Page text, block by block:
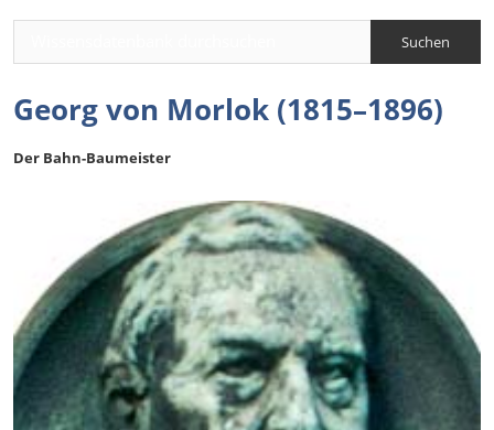
Georg von Morlok (1815–1896)
Der Bahn-Baumeister